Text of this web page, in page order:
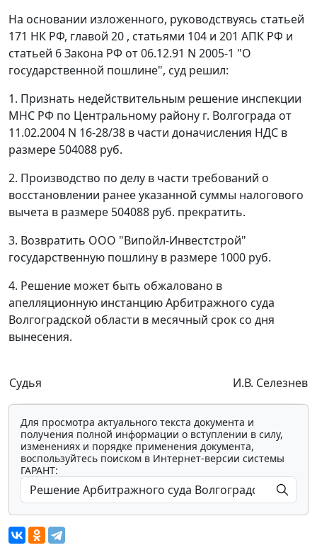
На основании изложенного, руководствуясь статьей
171 НК РФ, главой 20 , статьями 104 и 201 АПК РФ и
статьей 6Закона РФ от 06.12.91 N 2005-1 "О
государственной пошлине", суд решил:
1. Признать недействительным решение инспекции
МНС РФ по Центральному району г. Волгограда от
11.02.2004 N 16-28/38 в части доначисления НДС в
размере 504088 руб.
2. Производство по делу в части требований о
восстановлении ранее указанной суммы налогового
вычета в размере 504088 руб. прекратить.
3. Возвратить ООО "Випойл-Инвестстрой"
государственную пошлину в размере 1000 руб.
4. Решение может быть обжаловано в
апелляционную инстанцию Арбитражного суда
Волгоградской области в месячный срок со дня
вынесения.
Судья И.В. Селезнев
Для просмотра актуального текста документа и
получения полной информации о вступлении в силу,
изменениях и порядке применения документа,
воспользуйтесь поиском в Интернет-версии системы
ГАРАНТ: